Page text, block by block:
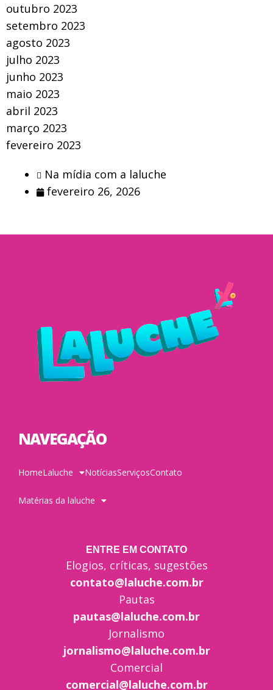
outubro 2023
setembro 2023
agosto 2023
julho 2023
junho 2023
maio 2023
abril 2023
março 2023
fevereiro 2023
Na mídia com a laluche
fevereiro 26, 2026
NAVEGAÇÃO
HomeLaluche NotíciasServiçosContato
Matérias da laluche
ENTRE EM CONTATO
Elogios, críticas, sugestões
contato@laluche.com.br
Pautas
pautas@laluche.com.br
Jornalismo
jornalismo@laluche.com.br
Comercial
comercial@laluche.com.br